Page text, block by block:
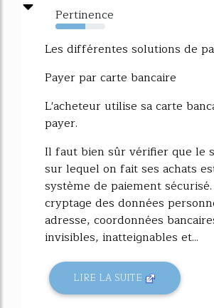
Pertinence
60%
Les différentes solutions de
Payer par carte bancaire
L'acheteur utilise sa carte
payer.
Il faut bien sûr vérifier que le
sur lequel on fait ses achats
système de paiement
cryptage des données
adresse, coordonnées
invisibles, inatteignables et...
LIRE LA SUITE